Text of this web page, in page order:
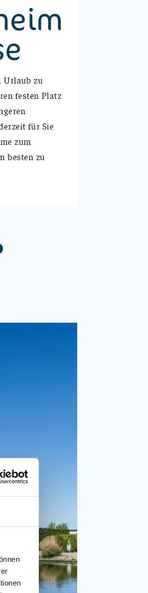
Urlaub zu
festen Platz
für Sie
zum
besten zu